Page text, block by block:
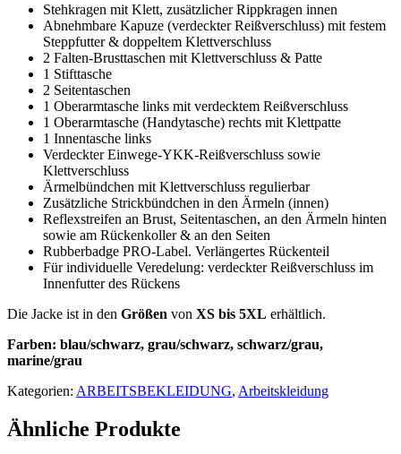
Stehkragen mit Klett, zusätzlicher Rippkragen innen
Abnehmbare Kapuze (verdeckter Reißverschluss) mit festem
Steppfutter & doppeltem Klettverschluss
2 Falten-Brusttaschen mit Klettverschluss & Patte
1 Stifttasche
2 Seitentaschen
1 Oberarmtasche links mit verdecktem Reißverschluss
1 Oberarmtasche (Handytasche) rechts mit Klettpatte
1 Innentasche links
Verdeckter Einwege-YKK-Reißverschluss sowie
Klettverschluss
Ärmelbündchen mit Klettverschluss regulierbar
Zusätzliche Strickbündchen in den Ärmeln (innen)
Reflexstreifen an Brust, Seitentaschen, an den Ärmeln hinten
sowie am Rückenkoller & an den Seiten
Rubberbadge PRO-Label. Verlängertes Rückenteil
Für individuelle Veredelung: verdeckter Reißverschluss im
Innenfutter des Rückens
Die Jacke ist in den Größen von XS bis 5XL erhältlich.
Farben: blau/schwarz, grau/schwarz, schwarz/grau,
marine/grau
Kategorien: ARBEITSBEKLEIDUNG, Arbeitskleidung
Ähnliche Produkte